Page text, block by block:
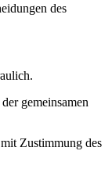
des
gemeinsamen
Zustimmung des